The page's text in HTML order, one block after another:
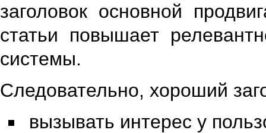
заголовок основной
статьи повышает
системы.
Следовательно, хороший
вызывать интерес у